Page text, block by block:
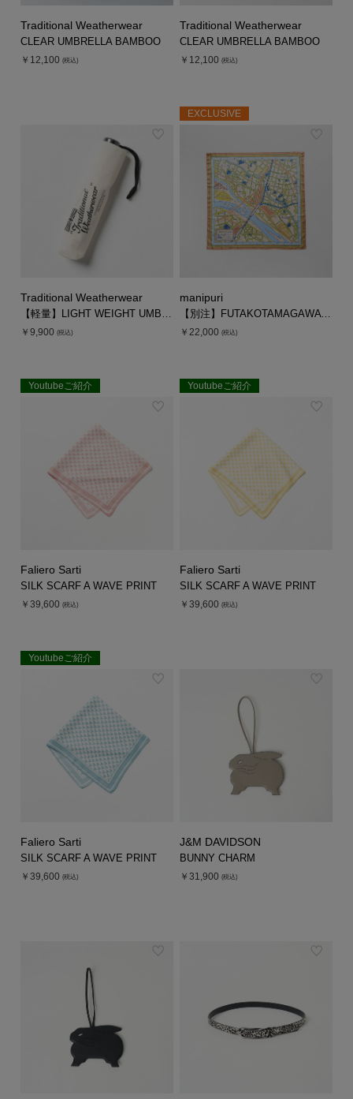
Traditional Weatherwear
CLEAR UMBRELLA BAMBOO
￥12,100 (税込)
Traditional Weatherwear
CLEAR UMBRELLA BAMBOO
￥12,100 (税込)
Traditional Weatherwear
￥9,900 (税込)
EXCLUSIVE
manipuri
【別注】FUTAKOTAMAGAWA MAP SCARF
￥22,000 (税込)
Youtubeご紹介
Faliero Sarti
SILK SCARF A WAVE PRINT
￥39,600 (税込)
Youtubeご紹介
Faliero Sarti
SILK SCARF A WAVE PRINT
￥39,600 (税込)
Youtubeご紹介
Faliero Sarti
SILK SCARF A WAVE PRINT
￥39,600 (税込)
J&M DAVIDSON
BUNNY CHARM
￥31,900 (税込)